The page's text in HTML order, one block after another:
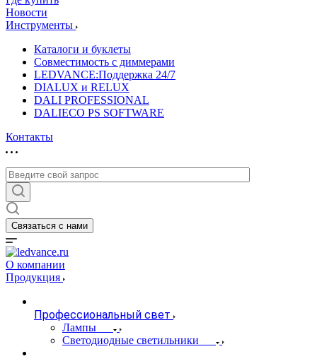
Новости
Инструменты
Каталоги и буклеты
Совместимость с диммерами
LEDVANCE:Поддержка 24/7
DIALUX и RELUX
DALI PROFESSIONAL
DALIECO PS SOFTWARE
Контакты
Связаться с нами
О компании
Продукция
Профессиональный свет
Лампы
Светодиодные светильники